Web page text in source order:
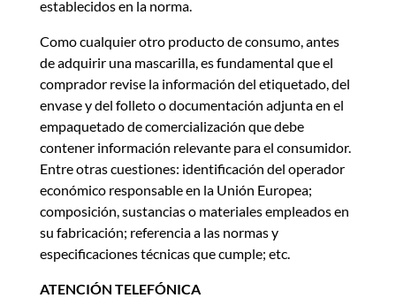
establecidos en la norma.
Como cualquier otro producto de consumo, antes
de adquirir una mascarilla, es fundamental que el
comprador revise la información del etiquetado, del
envase y del folleto o documentación adjunta en el
empaquetado de comercialización que debe
contener información relevante para el consumidor.
Entre otras cuestiones: identificación del operador
económico responsable en la Unión Europea;
composición, sustancias o materiales empleados en
su fabricación; referencia a las normas y
especificaciones técnicas que cumple; etc.
ATENCIÓN TELEFÓNICA